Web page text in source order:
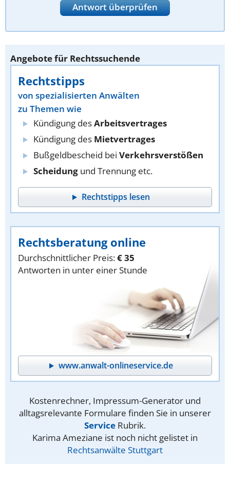
Antwort überprüfen
Angebote für Rechtssuchende
Rechtstipps
von spezialisierten Anwälten
zu Themen wie
Kündigung desArbeitsvertrages
Kündigung des Mietvertrages
Bußgeldbescheid bei Verkehrsverstößen
Scheidung und Trennung etc.
Rechtstipps lesen
Rechtsberatung online
Durchschnittlicher Preis:€ 35
Antworten in unter einer Stunde
www.anwalt-onlineservice.de
Kostenrechner, Impressum-Generator und
alltagsrelevante Formulare finden Sie in unserer
Service Rubrik.
Karima Ameziane ist noch nicht gelistet in
Rechtsanwälte Stuttgart